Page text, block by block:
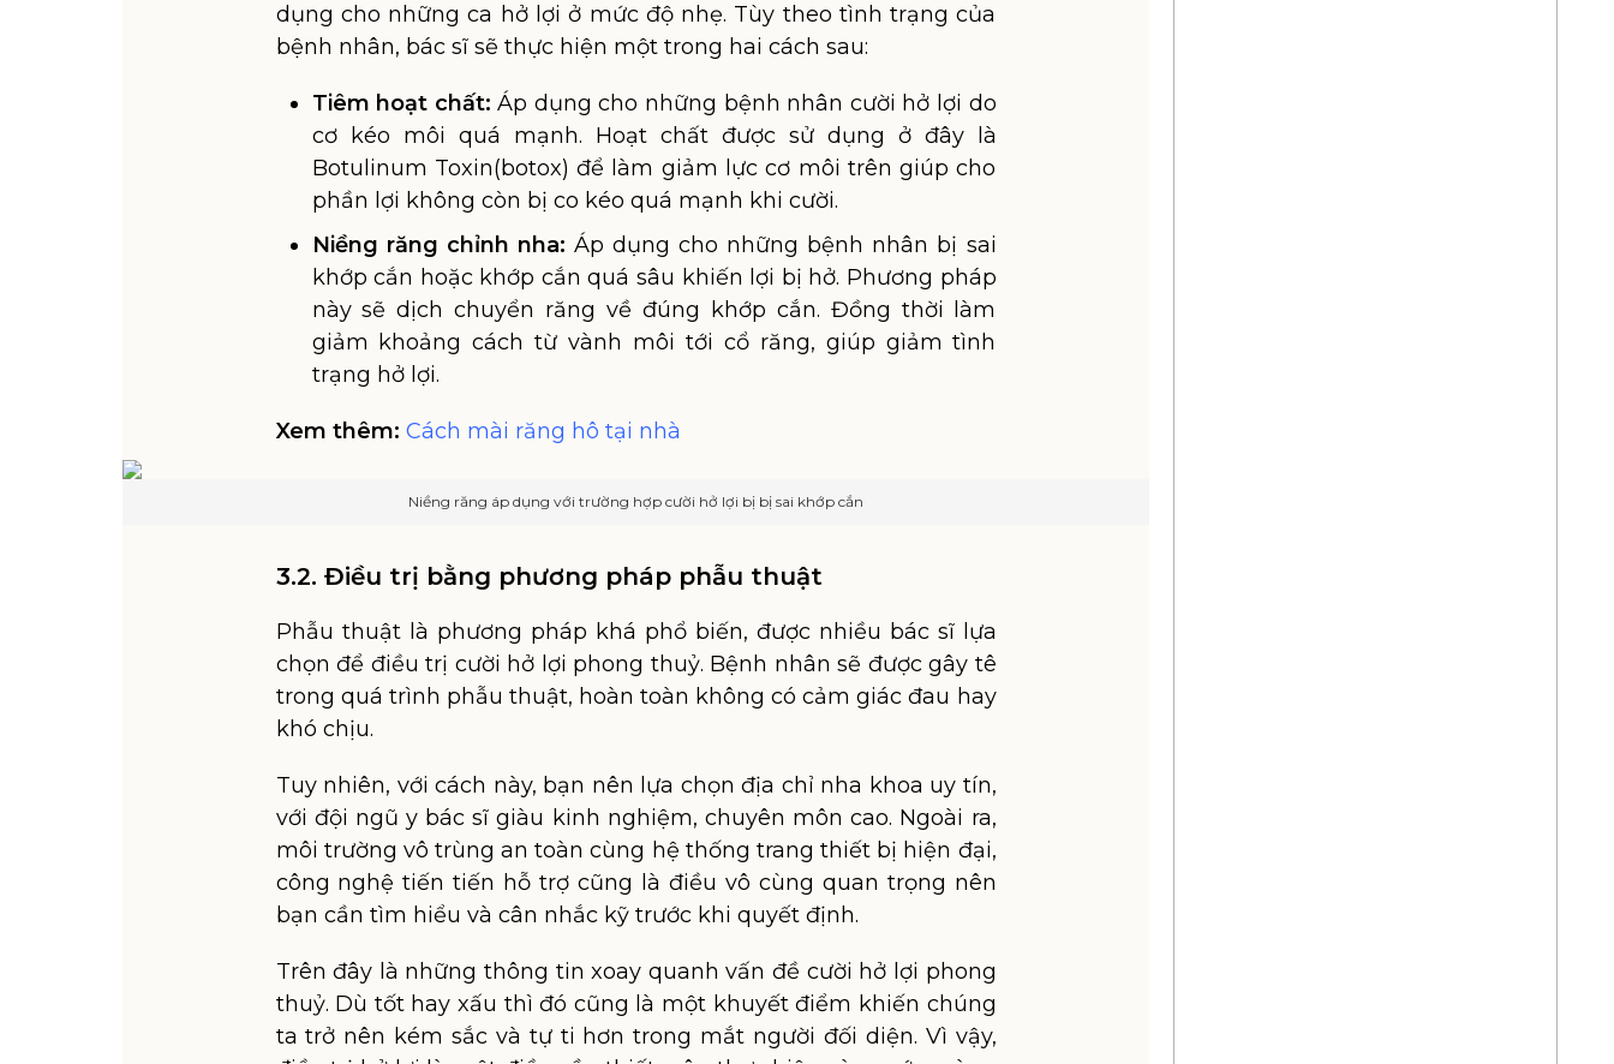
dụng cho những ca hở lợi ở mức độ nhẹ. Tùy theo tình trạng của
bệnh nhân, bác sĩ sẽ thực hiện một trong hai cách sau:
Tiêm hoạt chất: Áp dụng cho những bệnh nhân cười hở lợi do
cơ kéo môi quá mạnh. Hoạt chất được sử dụng ở đây là
Botulinum Toxin(botox) để làm giảm lực cơ môi trên giúp cho
phần lợi không còn bị co kéo quá mạnh khi cười.
Niềng răng chỉnh nha: Áp dụng cho những bệnh nhân bị sai
khớp cắn hoặc khớp cắn quá sâu khiến lợi bị hở. Phương pháp
này sẽ dịch chuyển răng về đúng khớp cắn. Đồng thời làm
giảm khoảng cách từ vành môi tới cổ răng, giúp giảm tình
trạng hở lợi.
Xem thêm: Cách mài răng hô tại nhà
Niềng răng áp dụng với trường hợp cười hở lợi bị bị sai khớp cắn
3.2. Điều trị bằng phương pháp phẫu thuật
Phẫu thuật là phương pháp khá phổ biến, được nhiều bác sĩ lựa
chọn để điều trị cười hở lợi phong thuỷ. Bệnh nhân sẽ được gây tê
trong quá trình phẫu thuật, hoàn toàn không có cảm giác đau hay
khó chịu.
Tuy nhiên, với cách này, bạn nên lựa chọn địa chỉ nha khoa uy tín,
với đội ngũ y bác sĩ giàu kinh nghiệm, chuyên môn cao. Ngoài ra,
môi trường vô trùng an toàn cùng hệ thống trang thiết bị hiện đại,
công nghệ tiến tiến hỗ trợ cũng là điều vô cùng quan trọng nên
bạn cần tìm hiểu và cân nhắc kỹ trước khi quyết định.
Trên đây là những thông tin xoay quanh vấn đề cười hở lợi phong
thuỷ. Dù tốt hay xấu thì đó cũng là một khuyết điểm khiến chúng
ta trở nên kém sắc và tự ti hơn trong mắt người đối diện. Vì vậy,